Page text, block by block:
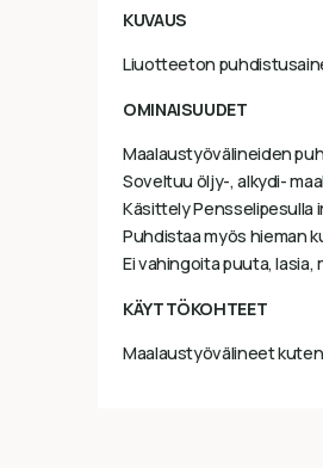
KUVAUS
Liuotteeton
OMINAISUUDET
Maalaustyövälineiden
Soveltuu öljy-, alkydi-
Käsittely Pensselipesulla
Puhdistaa myös hieman
Ei vahingoita puuta, lasia,
KÄYTTÖKOHTEET
Maalaustyövälineet